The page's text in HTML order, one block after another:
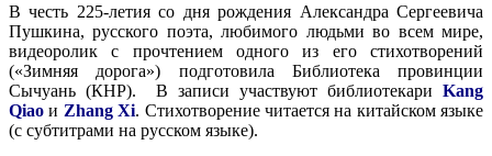
В честь 225-летия со дня рождения Александра Сергеевича
Пушкина, русского поэта, любимого людьми во всем мире,
видеоролик с прочтением одного из его стихотворений
(«Зимняя дорога») подготовила Библиотека провинции
Сычуань (КНР). В записи участвуют библиотекари Kang
Qiao и Zhang Xi. Стихотворение читается на китайском языке
(с субтитрами на русском языке).